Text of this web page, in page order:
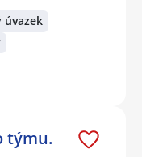
úvazek
týmu.